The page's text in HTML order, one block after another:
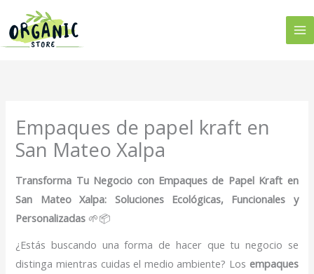
contenido
Empaques de papel kraft en
San Mateo Xalpa
Transforma Tu Negocio con Empaques de Papel Kraft en
San Mateo Xalpa: Soluciones Ecológicas, Funcionales y
Personalizadas 🌱📦
¿Estás buscando una forma de hacer que tu negocio se
distinga mientras cuidas el medio ambiente? Los empaques